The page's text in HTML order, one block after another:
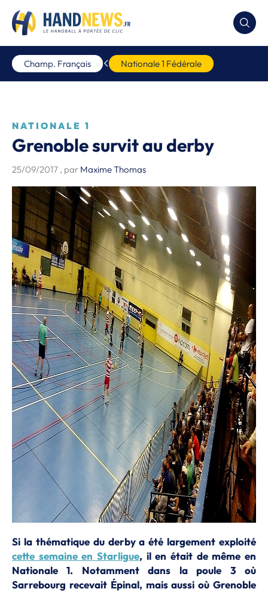
Champ. Français Nationale 1 Fédérale
NATIONALE 1
Grenoble survit au derby
25/09/2017 , par Maxime Thomas
Si la thématique du derby a été largement exploité
cette semaine en Starligue, il en était de même en
Nationale 1. Notamment dans la poule 3 où
Sarrebourg recevait Épinal, mais aussi où Grenoble